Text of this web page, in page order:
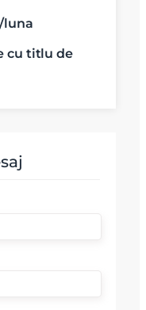
luna
cu titlu de